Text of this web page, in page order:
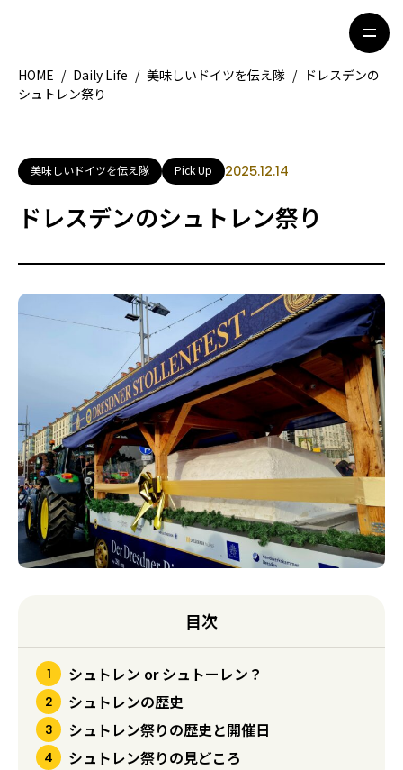
地域別ガイド
グルメ
観光ガイド
留学＆キャリア
ライター募集
HOME / Daily Life / 美味しいドイツを伝え隊 / ドレスデンの
シュトレン祭り
美味しいドイツを伝え隊 Pick Up 2025.12.14
ドレスデンのシュトレン祭り
目次
シュトレン or シュトーレン？
シュトレンの歴史
シュトレン祭りの歴史と開催日
シュトレン祭りの見どころ